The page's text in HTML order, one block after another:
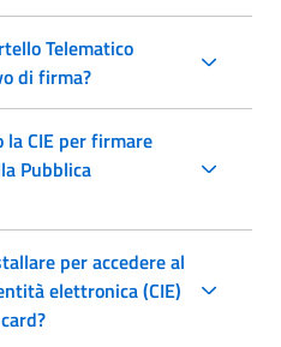
Telematico
di firma?
la CIE per firmare
Pubblica
per accedere al
elettronica (CIE)